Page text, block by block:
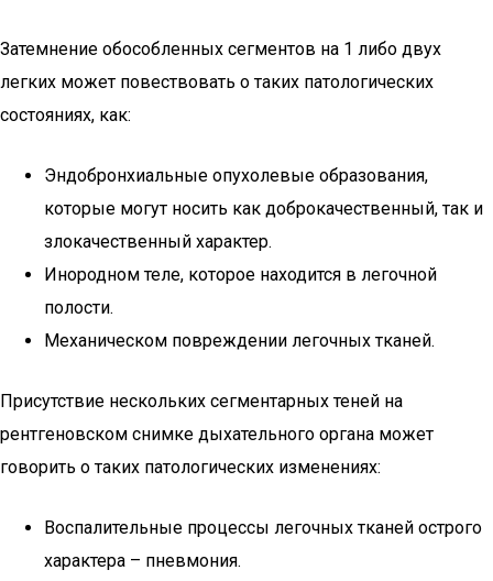
Затемнение обособленных сегментов на 1 либо двух
легких может повествовать о таких патологических
состояниях, как:
Эндобронхиальные опухолевые образования,
которые могут носить как доброкачественный, так и
злокачественный характер.
Инородном теле, которое находится в легочной
полости.
Механическом повреждении легочных тканей.
Присутствие нескольких сегментарных теней на
рентгеновском снимке дыхательного органа может
говорить о таких патологических изменениях:
Воспалительные процессы легочных тканей острого
характера – пневмония.